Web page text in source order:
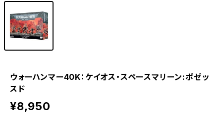
ウォーハンマー40K：ケイオス・スペースマリーン:ポゼッ
スド
¥8,950